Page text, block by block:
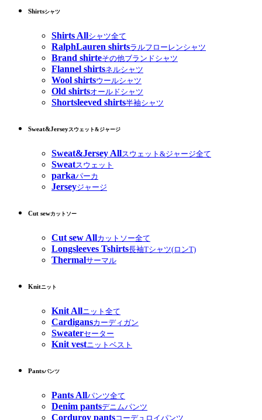
Shirtsシャツ
Shirts Allシャツ全て
RalphLauren shirtsラルフローレンシャツ
Brand shirteその他ブランドシャツ
Flannel shirtsネルシャツ
Wool shirtsウールシャツ
Old shirtsオールドシャツ
Shortsleeved shirts半袖シャツ
Sweat&Jerseyスウェット&ジャージ
Sweat&Jersey Allスウェット&ジャージ全て
Sweatスウェット
parkaパーカ
Jerseyジャージ
Cut sewカットソー
Cut sew Allカットソー全て
Longsleeves Tshirts長袖Tシャツ(ロンT)
Thermalサーマル
Knitニット
Knit Allニット全て
Cardigansカーディガン
Sweaterセーター
Knit vestニットベスト
Pantsパンツ
Pants Allパンツ全て
Denim pantsデニムパンツ
Corduroy pantsコーデュロイパンツ